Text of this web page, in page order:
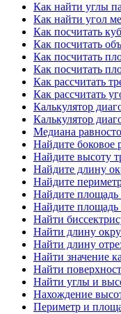
Как найти углы
Как найти угол
Как посчитать
Как посчитать
Как посчитать
Как посчитать
Как рассчитать
Как рассчитать
Калькулятор
Калькулятор
Медиана
Найдите боковое
Найдите высоту
Найдите длину
Найдите
Найдите площадь
Найдите площадь
Найти
Найти длину
Найти длину
Найти значение
Найти
Найти углы и
Нахождение
Периметр и